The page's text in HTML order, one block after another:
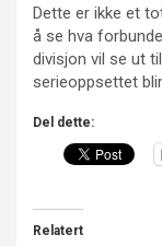
Dette er ikke et
å se hva
divisjon vil se ut
serieoppsettet
Del dette:
Relatert